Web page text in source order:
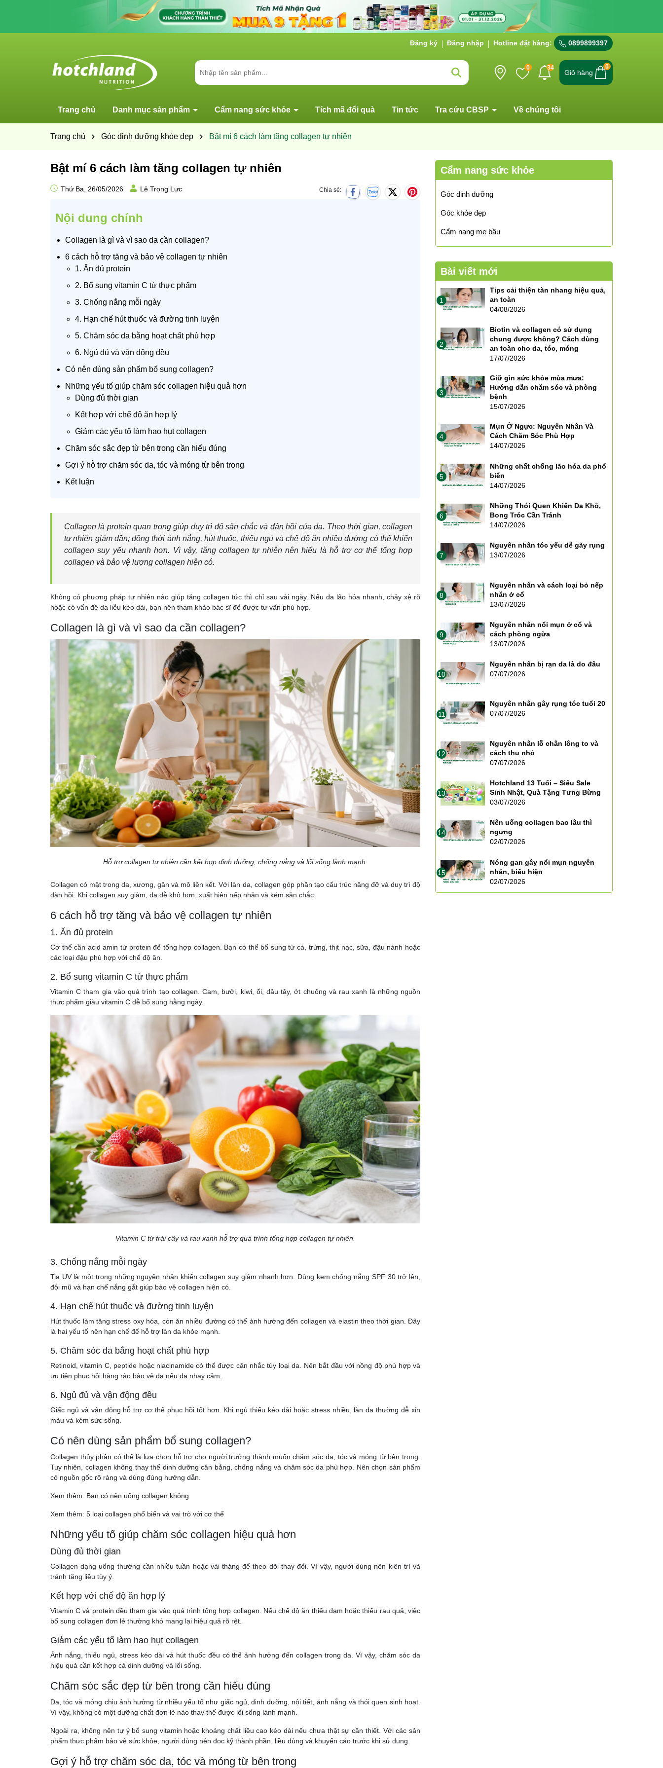
Đăng ký Đăng nhập Hotline đặt hàng: 0899899397
0 34
Giỏ hàng
0
Trang chủ Danh mục sản phẩm Cẩm nang sức khỏe Tích mã đổi quà Tin tức Tra cứu CBSP Về chúng tôi
Trang chủ Góc dinh dưỡng khỏe đẹp Bật mí 6 cách làm tăng collagen tự nhiên
Bật mí 6 cách làm tăng collagen tự nhiên
Thứ Ba, 26/05/2026 Lê Trọng Lực Chia sẻ:
Nội dung chính
Collagen là gì và vì sao da cần collagen?
6 cách hỗ trợ tăng và bảo vệ collagen tự nhiên
1. Ăn đủ protein
2. Bổ sung vitamin C từ thực phẩm
3. Chống nắng mỗi ngày
4. Hạn chế hút thuốc và đường tinh luyện
5. Chăm sóc da bằng hoạt chất phù hợp
6. Ngủ đủ và vận động đều
Có nên dùng sản phẩm bổ sung collagen?
Những yếu tố giúp chăm sóc collagen hiệu quả hơn
Dùng đủ thời gian
Kết hợp với chế độ ăn hợp lý
Giảm các yếu tố làm hao hụt collagen
Chăm sóc sắc đẹp từ bên trong cần hiểu đúng
Gợi ý hỗ trợ chăm sóc da, tóc và móng từ bên trong
Kết luận
Collagen là protein quan trọng giúp duy trì độ săn chắc và đàn hồi của da. Theo thời gian, collagen
tự nhiên giảm dần; đồng thời ánh nắng, hút thuốc, thiếu ngủ và chế độ ăn nhiều đường có thể khiến
collagen suy yếu nhanh hơn. Vì vậy, tăng collagen tự nhiên nên hiểu là hỗ trợ cơ thể tổng hợp
collagen và bảo vệ lượng collagen hiện có.
Không có phương pháp tự nhiên nào giúp tăng collagen tức thì chỉ sau vài ngày. Nếu da lão hóa nhanh, chảy xệ rõ
hoặc có vấn đề da liễu kéo dài, bạn nên tham khảo bác sĩ để được tư vấn phù hợp.
Collagen là gì và vì sao da cần collagen?
Hỗ trợ collagen tự nhiên cần kết hợp dinh dưỡng, chống nắng và lối sống lành mạnh.
Collagen có mặt trong da, xương, gân và mô liên kết. Với làn da, collagen góp phần tạo cấu trúc nâng đỡ và duy trì độ
đàn hồi. Khi collagen suy giảm, da dễ khô hơn, xuất hiện nếp nhăn và kém săn chắc.
6 cách hỗ trợ tăng và bảo vệ collagen tự nhiên
1. Ăn đủ protein
Cơ thể cần acid amin từ protein để tổng hợp collagen. Bạn có thể bổ sung từ cá, trứng, thịt nạc, sữa, đậu nành hoặc
các loại đậu phù hợp với chế độ ăn.
2. Bổ sung vitamin C từ thực phẩm
Vitamin C tham gia vào quá trình tạo collagen. Cam, bưởi, kiwi, ổi, dâu tây, ớt chuông và rau xanh là những nguồn
thực phẩm giàu vitamin C dễ bổ sung hằng ngày.
Vitamin C từ trái cây và rau xanh hỗ trợ quá trình tổng hợp collagen tự nhiên.
3. Chống nắng mỗi ngày
Tia UV là một trong những nguyên nhân khiến collagen suy giảm nhanh hơn. Dùng kem chống nắng SPF 30 trở lên,
đội mũ và hạn chế nắng gắt giúp bảo vệ collagen hiện có.
4. Hạn chế hút thuốc và đường tinh luyện
Hút thuốc làm tăng stress oxy hóa, còn ăn nhiều đường có thể ảnh hưởng đến collagen và elastin theo thời gian. Đây
là hai yếu tố nên hạn chế để hỗ trợ làn da khỏe mạnh.
5. Chăm sóc da bằng hoạt chất phù hợp
Retinoid, vitamin C, peptide hoặc niacinamide có thể được cân nhắc tùy loại da. Nên bắt đầu với nồng độ phù hợp và
ưu tiên phục hồi hàng rào bảo vệ da nếu da nhạy cảm.
6. Ngủ đủ và vận động đều
Giấc ngủ và vận động hỗ trợ cơ thể phục hồi tốt hơn. Khi ngủ thiếu kéo dài hoặc stress nhiều, làn da thường dễ xỉn
màu và kém sức sống.
Có nên dùng sản phẩm bổ sung collagen?
Collagen thủy phân có thể là lựa chọn hỗ trợ cho người trưởng thành muốn chăm sóc da, tóc và móng từ bên trong.
Tuy nhiên, collagen không thay thế dinh dưỡng cân bằng, chống nắng và chăm sóc da phù hợp. Nên chọn sản phẩm
có nguồn gốc rõ ràng và dùng đúng hướng dẫn.
Xem thêm: Bạn có nên uống collagen không
Xem thêm: 5 loại collagen phổ biến và vai trò với cơ thể
Những yếu tố giúp chăm sóc collagen hiệu quả hơn
Dùng đủ thời gian
Collagen dạng uống thường cần nhiều tuần hoặc vài tháng để theo dõi thay đổi. Vì vậy, người dùng nên kiên trì và
tránh tăng liều tùy ý.
Kết hợp với chế độ ăn hợp lý
Vitamin C và protein đều tham gia vào quá trình tổng hợp collagen. Nếu chế độ ăn thiếu đạm hoặc thiếu rau quả, việc
bổ sung collagen đơn lẻ thường khó mang lại hiệu quả rõ rệt.
Giảm các yếu tố làm hao hụt collagen
Ánh nắng, thiếu ngủ, stress kéo dài và hút thuốc đều có thể ảnh hưởng đến collagen trong da. Vì vậy, chăm sóc da
hiệu quả cần kết hợp cả dinh dưỡng và lối sống.
Chăm sóc sắc đẹp từ bên trong cần hiểu đúng
Da, tóc và móng chịu ảnh hưởng từ nhiều yếu tố như giấc ngủ, dinh dưỡng, nội tiết, ánh nắng và thói quen sinh hoạt.
Vì vậy, không có một dưỡng chất đơn lẻ nào thay thế được lối sống lành mạnh.
Ngoài ra, không nên tự ý bổ sung vitamin hoặc khoáng chất liều cao kéo dài nếu chưa thật sự cần thiết. Với các sản
phẩm thực phẩm bảo vệ sức khỏe, người dùng nên đọc kỹ thành phần, liều dùng và khuyến cáo trước khi sử dụng.
Gợi ý hỗ trợ chăm sóc da, tóc và móng từ bên trong
Cẩm nang sức khỏe
Góc dinh dưỡng
Góc khỏe đẹp
Cẩm nang mẹ bầu
Bài viết mới
1
Tips cải thiện tàn nhang hiệu quả,
an toàn
04/08/2026
2
Biotin và collagen có sử dụng
chung được không? Cách dùng
an toàn cho da, tóc, móng
17/07/2026
3
Giữ gìn sức khỏe mùa mưa:
Hướng dẫn chăm sóc và phòng
bệnh
15/07/2026
4
Mụn Ở Ngực: Nguyên Nhân Và
Cách Chăm Sóc Phù Hợp
14/07/2026
5
Những chất chống lão hóa da phổ
biến
14/07/2026
6
Những Thói Quen Khiến Da Khô,
Bong Tróc Cần Tránh
14/07/2026
7
Nguyên nhân tóc yếu dễ gãy rụng
13/07/2026
8
Nguyên nhân và cách loại bỏ nếp
nhăn ở cổ
13/07/2026
9
Nguyên nhân nổi mụn ở cổ và
cách phòng ngừa
13/07/2026
10
Nguyên nhân bị rạn da là do đâu
07/07/2026
11
Nguyên nhân gây rụng tóc tuổi 20
07/07/2026
12
Nguyên nhân lỗ chân lông to và
cách thu nhỏ
07/07/2026
13
Hotchland 13 Tuổi – Siêu Sale
Sinh Nhật, Quà Tặng Tưng Bừng
03/07/2026
14
Nên uống collagen bao lâu thì
ngưng
02/07/2026
15
Nóng gan gây nổi mụn nguyên
nhân, biểu hiện
02/07/2026